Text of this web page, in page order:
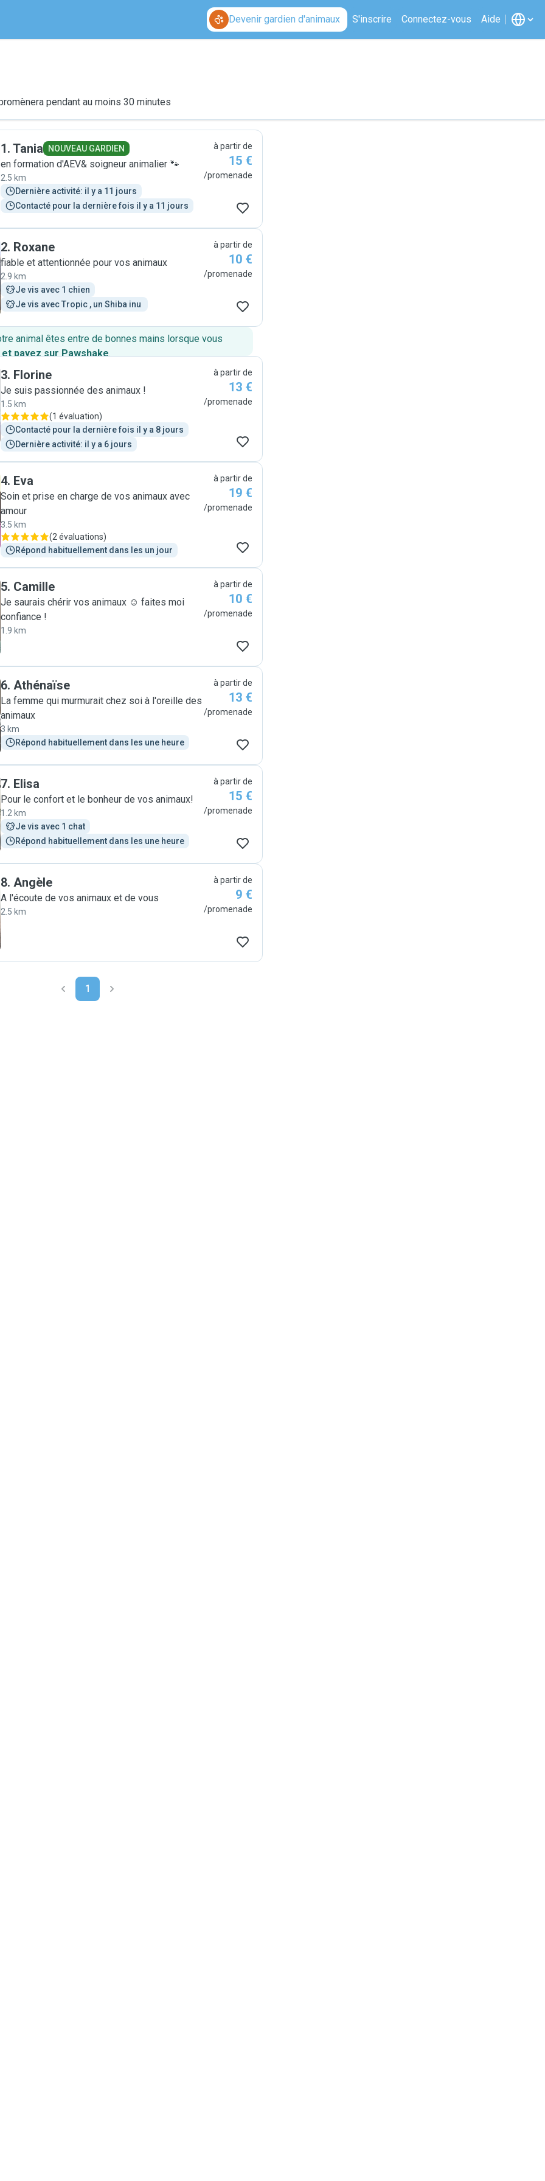
Devenir gardien d'animaux S'inscrire Connectez-vous Aide
pendant au moins 30 minutes
1. Tania NOUVEAU GARDIEN
en formation d'AEV& soigneur animalier 🐾
2.5 km
Dernière activité: il y a 11 jours
Contacté pour la dernière fois il y a 11 jours
à partir de
15 €
/promenade
2. Roxane
fiable et attentionnée pour vos animaux
2.9 km
Je vis avec 1 chien
Je vis avec Tropic , un Shiba inu
à partir de
10 €
/promenade
animal êtes entre de bonnes mains lorsque vous
payez sur Pawshake.
3. Florine
Je suis passionnée des animaux !
1.5 km
(1 évaluation)
Contacté pour la dernière fois il y a 8 jours
Dernière activité: il y a 6 jours
à partir de
13 €
/promenade
4. Eva
Soin et prise en charge de vos animaux avec
amour
3.5 km
(2 évaluations)
Répond habituellement dans les un jour
à partir de
19 €
/promenade
5. Camille
Je saurais chérir vos animaux ☺️ faites moi
confiance !
1.9 km
à partir de
10 €
/promenade
6. Athénaïse
La femme qui murmurait chez soi à l'oreille des
animaux
3 km
Répond habituellement dans les une heure
à partir de
13 €
/promenade
7. Elisa
Pour le confort et le bonheur de vos animaux!
1.2 km
Je vis avec 1 chat
Répond habituellement dans les une heure
à partir de
15 €
/promenade
8. Angèle
A l'écoute de vos animaux et de vous
2.5 km
à partir de
9 €
/promenade
1